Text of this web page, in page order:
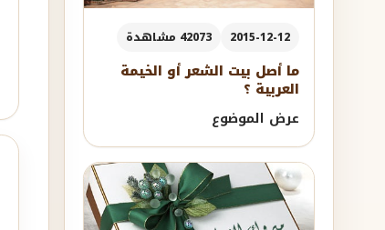
2015-12-12 42073 مشاهدة
ما أصل بيت الشعر أو الخيمة
العربية ؟
عرض الموضوع